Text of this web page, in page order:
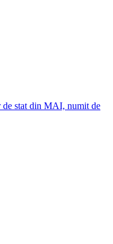
de stat din MAI, numit de